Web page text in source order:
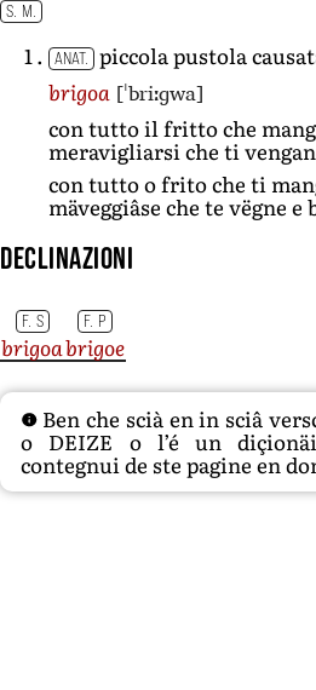
S. M.
ANAT.
piccola pustola
brigoa [ˈbriːɡwa]
con tutto il fritto che
meravigliarsi che ti
con tutto o frito che ti
mäveggiâse che te vëgne e
Declinazioni
F. S F. P
brigoabrigoe
Ben che scià en in sciâ
o DEIZE o l’é un
contegnui de ste pagine en